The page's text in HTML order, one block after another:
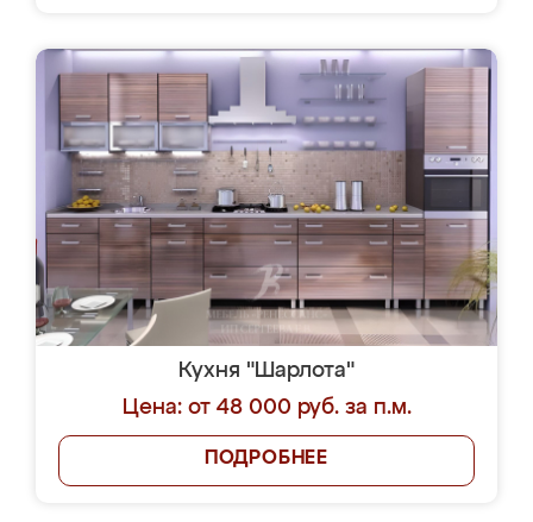
Кухня "Шарлота"
Цена: от 48 000 руб. за п.м.
ПОДРОБНЕЕ